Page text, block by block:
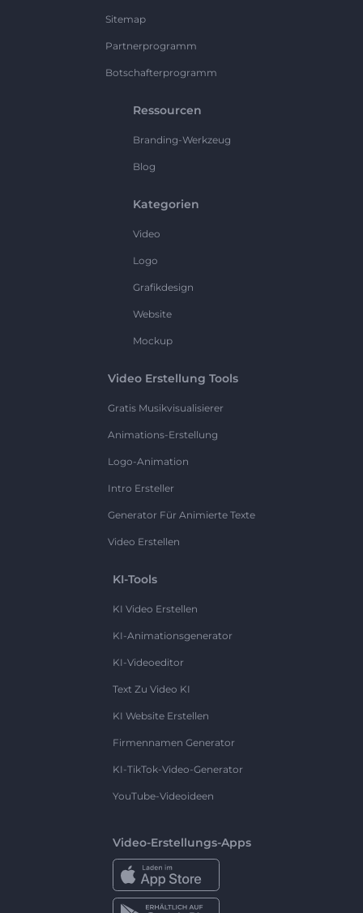
Sitemap
Partnerprogramm
Botschafterprogramm
Ressourcen
Branding-Werkzeug
Blog
Kategorien
Video
Logo
Grafikdesign
Website
Mockup
Video Erstellung Tools
Gratis Musikvisualisierer
Animations-Erstellung
Logo-Animation
Intro Ersteller
Generator Für Animierte Texte
Video Erstellen
KI-Tools
KI Video Erstellen
KI-Animationsgenerator
KI-Videoeditor
Text Zu Video KI
KI Website Erstellen
Firmennamen Generator
KI-TikTok-Video-Generator
YouTube-Videoideen
Video-Erstellungs-Apps